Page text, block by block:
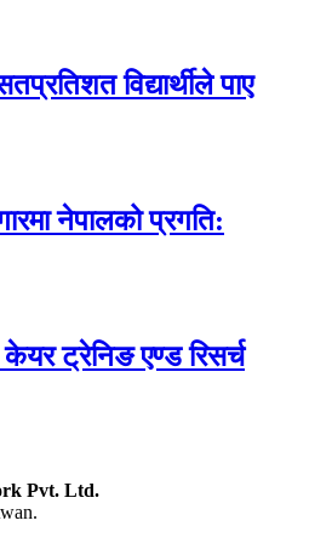
विद्यार्थीले पाए
नेपालको प्रगति:
ट्रेनिङ एण्ड रिसर्च
Pvt. Ltd.